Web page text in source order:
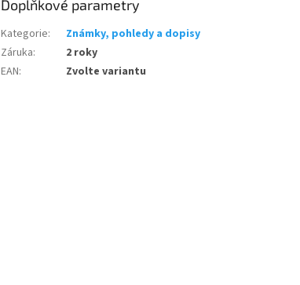
Doplňkové parametry
Kategorie:
Známky, pohledy a dopisy
Záruka:
2 roky
EAN: Zvolte variantu